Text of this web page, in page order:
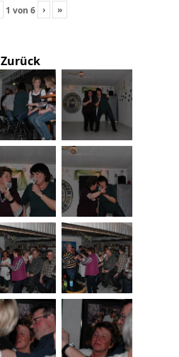
1 von 6 › »
Zurück